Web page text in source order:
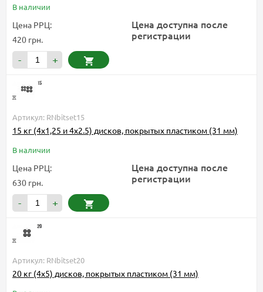
В наличии
Цена РРЦ:
420 грн.
Цена доступна после
регистрации
- +
Артикул: RNbitset15
15 кг (4x1,25 и 4x2.5) дисков, покрытых пластиком (31 мм)
В наличии
Цена РРЦ:
630 грн.
Цена доступна после
регистрации
- +
Артикул: RNbitset20
20 кг (4x5) дисков, покрытых пластиком (31 мм)